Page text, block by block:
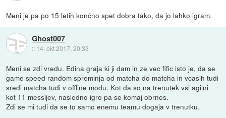
Meni je pa po 15 letih končno spet dobra tako, da jo lahko igram.
Ghost007
:: 14. okt 2017, 20:33
Meni se zdi vredu. Edina graja ki ji dam in ze vec fific isto je, da se
game speed random spreminja od matcha do matcha in vcasih tudi
sredi matcha tudi v offline modu. Kot da so na trenutek vsi agilni
kot 11 messijev, nasledno igro pa se komaj obrnes.
Zdi se mi tudi da se to samo enemu teamu dogaja v trenutku.